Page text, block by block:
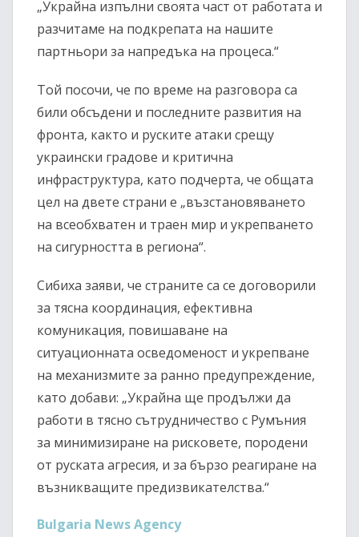
„Украйна изпълни своята част от работата и
разчитаме на подкрепата на нашите
партньори за напредъка на процеса.“
Той посочи, че по време на разговора са
били обсъдени и последните развития на
фронта, както и руските атаки срещу
украински градове и критична
инфраструктура, като подчерта, че общата
цел на двете страни е „възстановяването
на всеобхватен и траен мир и укрепването
на сигурността в региона“.
Сибиха заяви, че страните са се договорили
за тясна координация, ефективна
комуникация, повишаване на
ситуационната осведоменост и укрепване
на механизмите за ранно предупреждение,
като добави: „Украйна ще продължи да
работи в тясно сътрудничество с Румъния
за минимизиране на рисковете, породени
от руската агресия, и за бързо реагиране на
възникващите предизвикателства.“
Bulgaria News Agency